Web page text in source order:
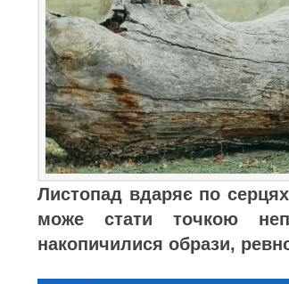
Листопад вдаряє по
може стати точкою
накопичилися образи,